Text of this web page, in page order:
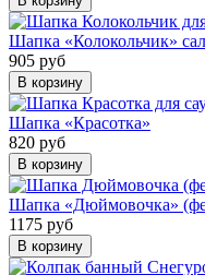
Шапка «Колокольчик»
905 руб
В корзину
Шапка «Красотка»
820 руб
В корзину
Шапка «Дюймовочка»
1175 руб
В корзину